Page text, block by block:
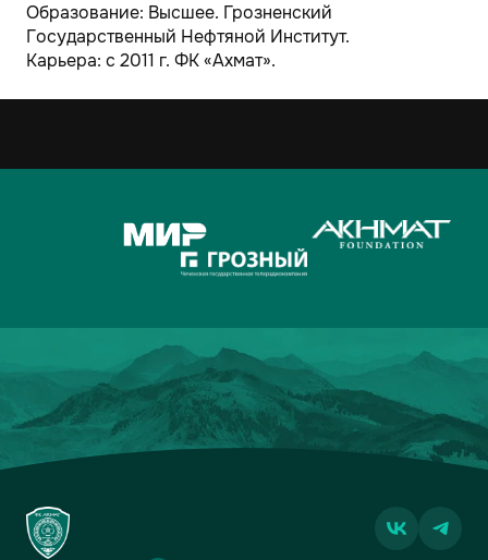
Образование: Высшее. Грозненский
Государственный Нефтяной Институт.
Карьера: с 2011 г. ФК «Ахмат».